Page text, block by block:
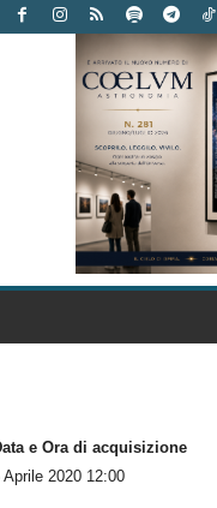
e Ora di acquisizione
Aprile 2020 12:00